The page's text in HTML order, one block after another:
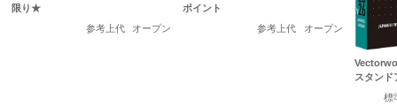
限り★
参考上代
オープン
ポイント
参考上代
オープン
スタンド
標